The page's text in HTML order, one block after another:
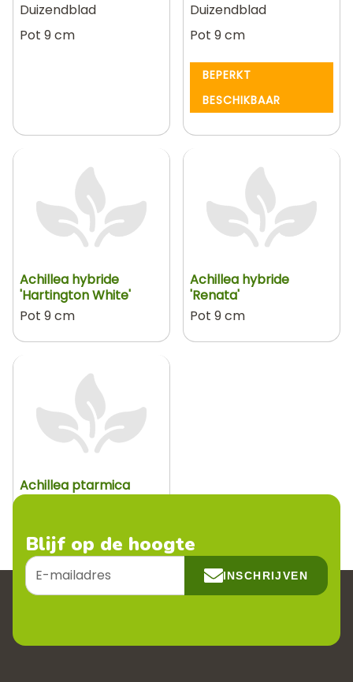
Duizendblad
Pot 9 cm
Duizendblad
Pot 9 cm
BEPERKT
BESCHIKBAAR
Achillea hybride
'Hartington White'
Pot 9 cm
Achillea hybride
'Renata'
Pot 9 cm
Achillea ptarmica
Blijf op de hoogte
E-
mailadres
INSCHRIJVEN